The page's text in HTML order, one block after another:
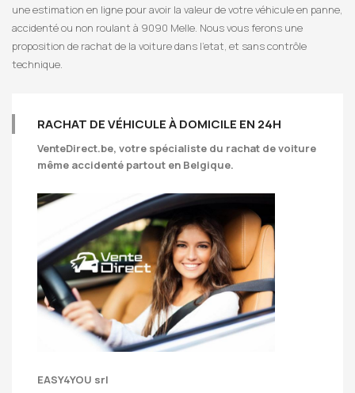
une estimation en ligne pour avoir la valeur de votre véhicule en panne,
accidenté ou non roulant à 9090 Melle. Nous vous ferons une
proposition de rachat de la voiture dans l’etat, et sans contrôle
technique.
RACHAT DE VÉHICULE À DOMICILE EN 24H
VenteDirect.be, votre spécialiste du rachat de voiture
même accidenté partout en Belgique.
EASY4YOU srl